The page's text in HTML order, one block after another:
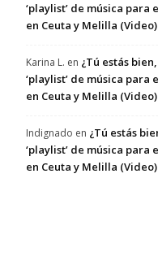
‘playlist’ de música
en Ceuta y Melilla (Video)
Karina L. en ¿Tú estás
‘playlist’ de música
en Ceuta y Melilla (Video)
Indignado en ¿Tú estás
‘playlist’ de música
en Ceuta y Melilla (Video)